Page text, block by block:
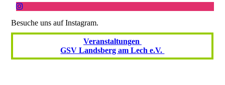
Besuche uns auf Instagram.
Veranstaltungen
GSV Landsberg am Lech e.V.